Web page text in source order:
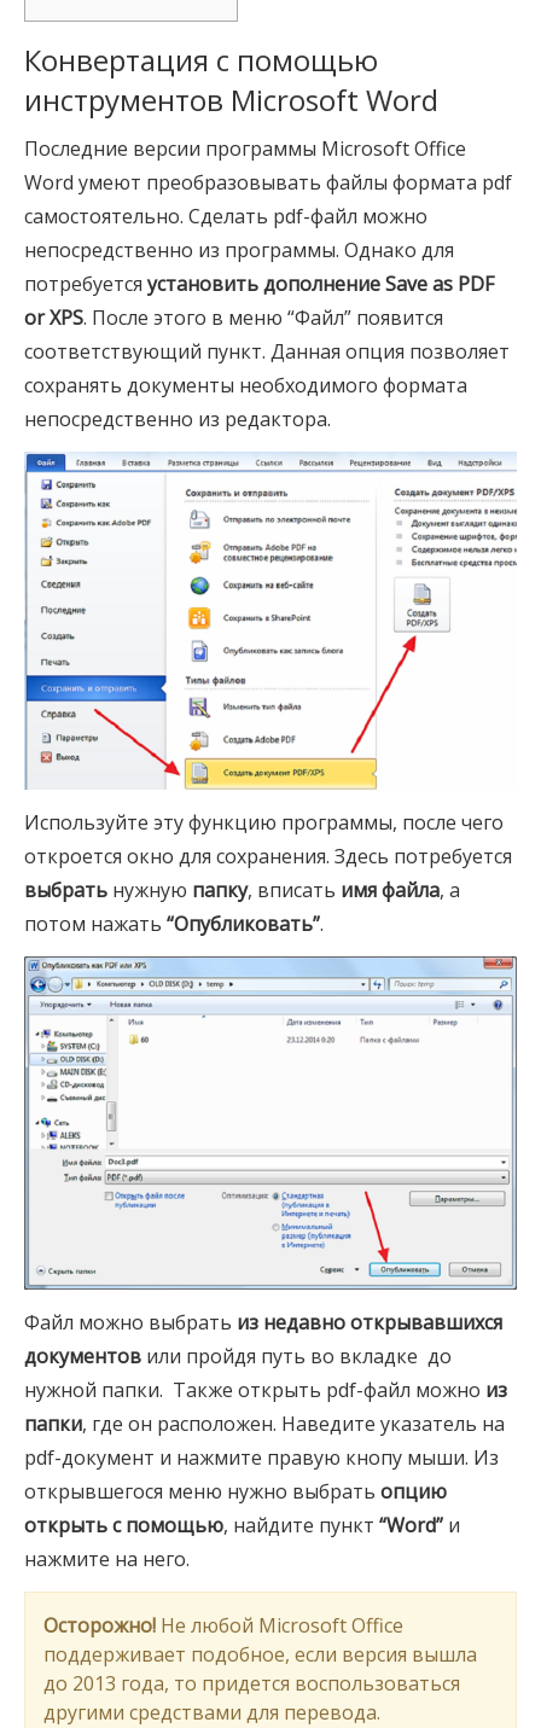
Конвертация с помощью
инструментов Microsoft Word
Последние версии программы Microsoft Office
Word умеют преобразовывать файлы формата pdf
самостоятельно. Сделать pdf-файл можно
непосредственно из программы. Однако для
потребуется установить дополнение Save as PDF
or XPS. После этого в меню “Файл” появится
соответствующий пункт. Данная опция позволяет
сохранять документы необходимого формата
непосредственно из редактора.
Используйте эту функцию программы, после чего
откроется окно для сохранения. Здесь потребуется
выбрать нужную папку, вписать имя файла, а
потом нажать “Опубликовать”.
Файл можно выбрать из недавно открывавшихся
документов или пройдя путь во вкладке до
нужной папки. Также открыть pdf-файл можно из
папки, где он расположен. Наведите указатель на
pdf-документ и нажмите правую кнопу мыши. Из
открывшегося меню нужно выбрать опцию
открыть с помощью, найдите пункт “Word” и
нажмите на него.
Осторожно! Не любой Microsoft Office
поддерживает подобное, если версия вышла
до 2013 года, то придется воспользоваться
другими средствами для перевода.